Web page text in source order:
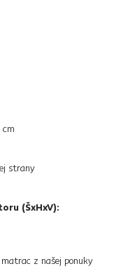
strany
(ŠxHxV):
z našej ponuky